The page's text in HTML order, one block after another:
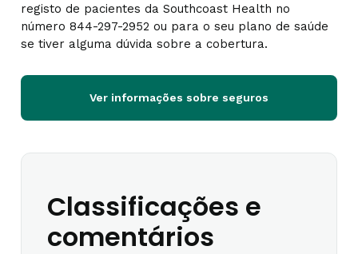
registo de pacientes da Southcoast Health no
número 844-297-2952 ou para o seu plano de saúde
se tiver alguma dúvida sobre a cobertura.
Ver informações sobre seguros
Classificações e
comentários